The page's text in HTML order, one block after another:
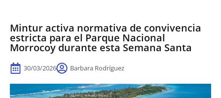
Mintur activa normativa de convivencia
estricta para el Parque Nacional
Morrocoy durante esta Semana Santa
30/03/2026 Barbara Rodríguez